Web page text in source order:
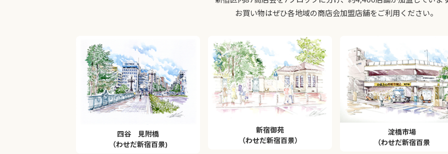
お買い物はぜひ各地域の商店会加盟店舗をご利用ください。
四谷 見附橋
（わせだ新宿百景)
新宿御苑
（わせだ新宿百景）
淀橋市場
（わせだ新宿百景